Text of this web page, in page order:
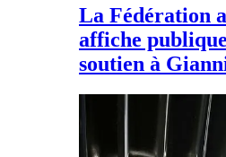
La Fédération
affiche
soutien à